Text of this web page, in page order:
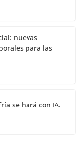
nuevas
para las
se hará con IA.